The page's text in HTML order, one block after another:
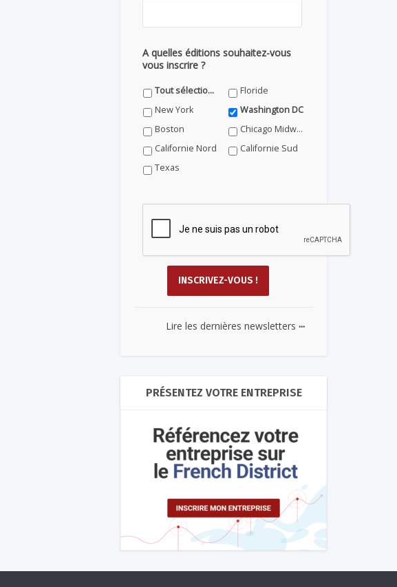
A quelles éditions souhaitez-vous
vous inscrire ?
Tout sélectionner
Floride
New York
Washington DC
Boston
Chicago Midwest
Californie Nord
Californie Sud
Texas
Lire les dernières newsletters ...
PRÉSENTEZ VOTRE ENTREPRISE